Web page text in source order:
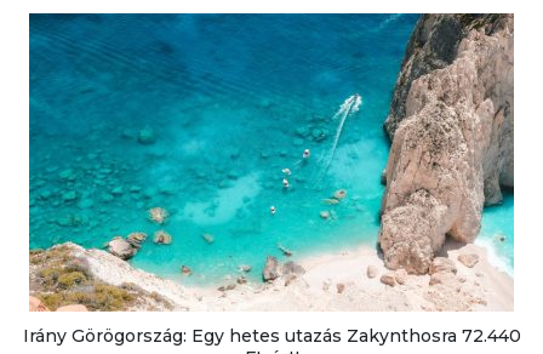
Irány Görögország: Egy hetes utazás Zakynthosra 72.440